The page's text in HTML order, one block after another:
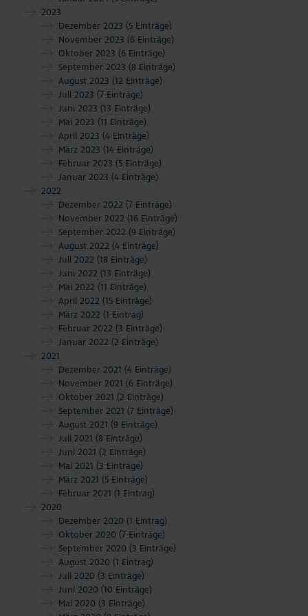
2023
Dezember 2023 (5 Einträge)
November 2023 (6 Einträge)
Oktober 2023 (6 Einträge)
September 2023 (8 Einträge)
August 2023 (12 Einträge)
Juli 2023 (7 Einträge)
Juni 2023 (13 Einträge)
Mai 2023 (11 Einträge)
April 2023 (4 Einträge)
März 2023 (14 Einträge)
Februar 2023 (5 Einträge)
Januar 2023 (4 Einträge)
2022
Dezember 2022 (7 Einträge)
November 2022 (16 Einträge)
September 2022 (9 Einträge)
August 2022 (4 Einträge)
Juli 2022 (18 Einträge)
Juni 2022 (13 Einträge)
Mai 2022 (11 Einträge)
April 2022 (15 Einträge)
März 2022 (1 Eintrag)
Februar 2022 (3 Einträge)
Januar 2022 (2 Einträge)
2021
Dezember 2021 (4 Einträge)
November 2021 (6 Einträge)
Oktober 2021 (2 Einträge)
September 2021 (7 Einträge)
August 2021 (9 Einträge)
Juli 2021 (8 Einträge)
Juni 2021 (2 Einträge)
Mai 2021 (3 Einträge)
März 2021 (5 Einträge)
Februar 2021 (1 Eintrag)
2020
Dezember 2020 (1 Eintrag)
Oktober 2020 (7 Einträge)
September 2020 (3 Einträge)
August 2020 (1 Eintrag)
Juli 2020 (3 Einträge)
Juni 2020 (10 Einträge)
Mai 2020 (3 Einträge)